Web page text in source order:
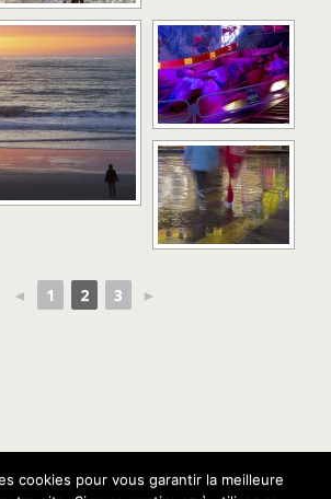
◄ 1 2 3 ►
Retour au début
cookies pour vous garantir la meilleure